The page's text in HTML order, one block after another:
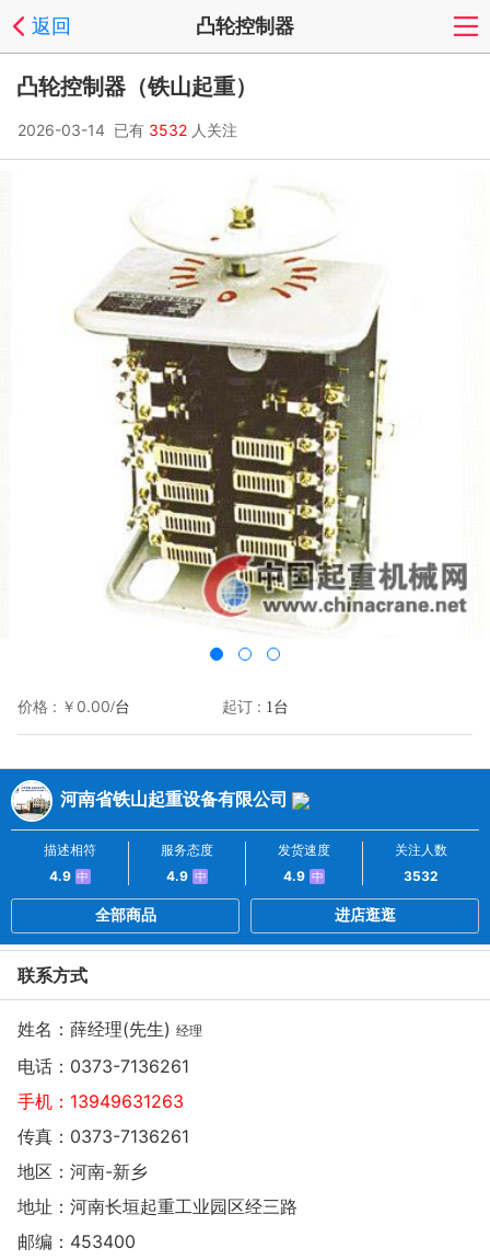
返回 凸轮控制器
凸轮控制器（铁山起重）
2026-03-14 已有 3532 人关注
价格 : ￥0.00/台 起订 : 1台
河南省铁山起重设备有限公司
描述相符
4.9 中
服务态度
4.9 中
发货速度
4.9 中
关注人数
3532
全部商品 进店逛逛
联系方式
姓名：薛经理(先生) 经理
电话： 0373-7136261
手机： 13949631263
传真：0373-7136261
地区：河南-新乡
地址： 河南长垣起重工业园区经三路
邮编：453400